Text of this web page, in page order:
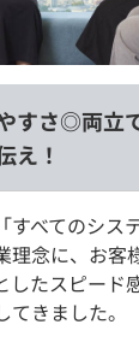
すさ◎両立
え！
すべてのシス
理念に、お客
したスピード
きました。